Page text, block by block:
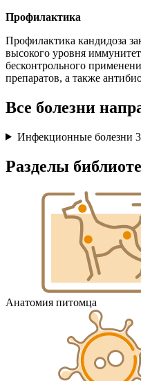
Профилактика
Профилактика кандидоза
высокого уровня
бесконтрольного
препаратов, а также
Все болезни
Инфекционные болезни
Разделы
Анатомия питомца